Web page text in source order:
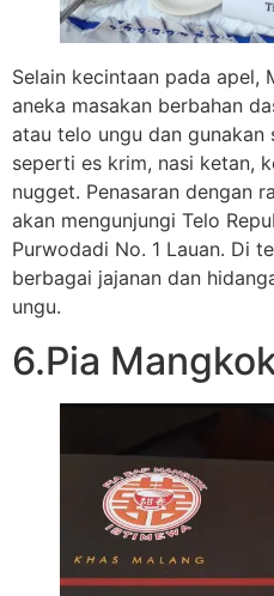
Selain kecintaan pada apel,
aneka masakan berbahan
atau telo ungu dan gunakan
seperti es krim, nasi ketan,
nugget. Penasaran dengan
akan mengunjungi Telo
Purwodadi No. 1 Lauan. Di
berbagai jajanan dan
ungu.
6.Pia